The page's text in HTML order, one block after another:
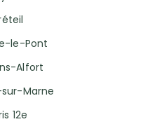
le-Pont
Alfort
Marne
12e